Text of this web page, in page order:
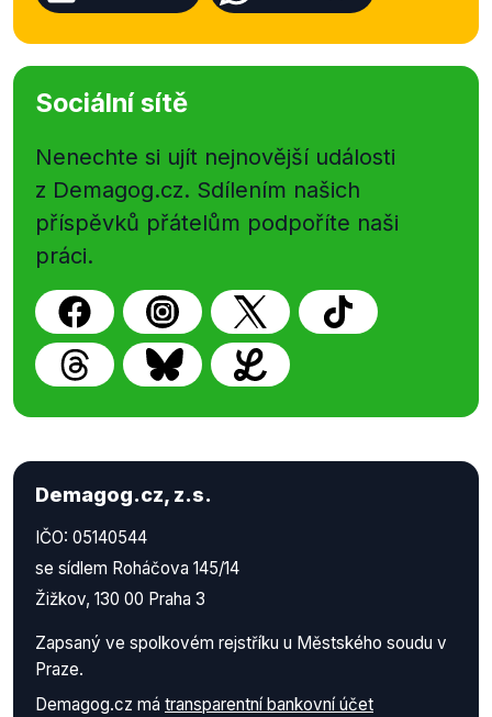
Sociální sítě
Nenechte si ujít nejnovější události
z Demagog.cz. Sdílením našich
příspěvků přátelům podpoříte naši
práci.
Demagog.cz, z.s.
IČO: 05140544
se sídlem Roháčova 145/14
Žižkov, 130 00 Praha 3
Zapsaný ve spolkovém rejstříku u Městského soudu v
Praze.
Demagog.cz má transparentní bankovní účet